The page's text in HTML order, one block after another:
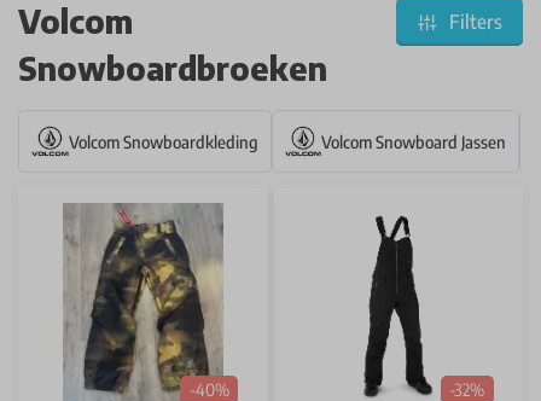
Volcom
Snowboardbroeken
Filters
Volcom Snowboardkleding Volcom Snowboard Jassen
-40% -32%